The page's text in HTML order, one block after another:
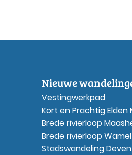
Nieuwe
Vestingwerkpad
Kort en Prachtig Elden
Brede rivierloop
Brede rivierloop Wamel
Stadswandeling